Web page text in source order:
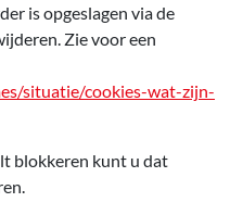
is opgeslagen via de
Zie voor een
situatie/cookies-wat-zijn-
blokkeren kunt u dat